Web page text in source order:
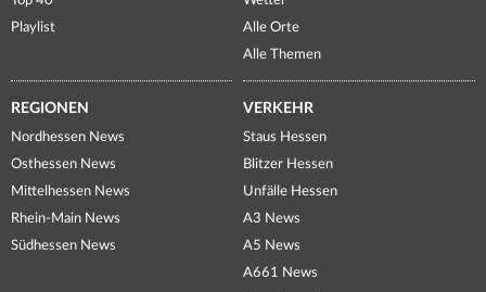
Playlist
Alle Orte
Alle Themen
REGIONEN
Nordhessen News
Osthessen News
Mittelhessen News
Rhein-Main News
Südhessen News
VERKEHR
Staus Hessen
Blitzer Hessen
Unfälle Hessen
A3 News
A5 News
A661 News